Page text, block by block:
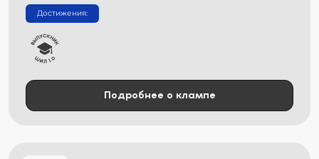
Достижения:
Подробнее о клампе